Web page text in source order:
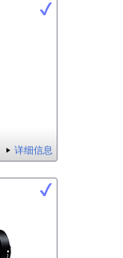
详细信息